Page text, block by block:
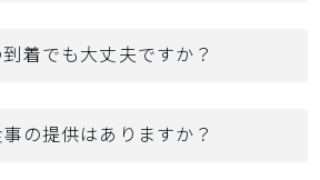
着でも大丈夫ですか？
の提供はありますか？